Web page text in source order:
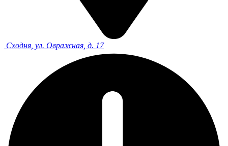
Сходня, ул. Овражная, д. 17